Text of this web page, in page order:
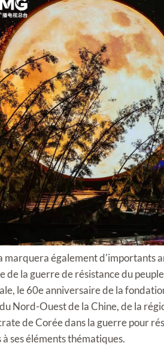
marquera également d'importants
de la guerre de résistance du
le 60e anniversaire de la
Nord-Ouest de la Chine, de la
de Corée dans la guerre pour
à ses éléments thématiques.